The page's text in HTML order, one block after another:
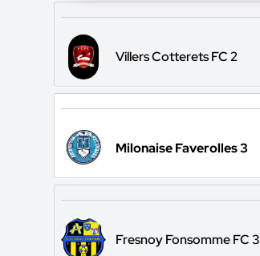
Villers Cotterets FC 2
Milonaise Faverolles 3
Fresnoy Fonsomme FC 3